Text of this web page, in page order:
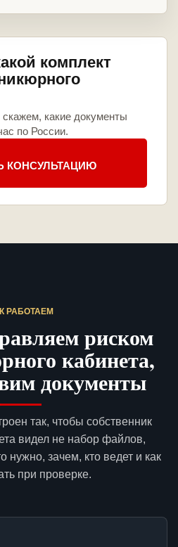
комплект
какие документы
по России.
КОНСУЛЬТАЦИЮ
РАБОТАЕМ
риском
кабинета,
документы
так, чтобы собственник
видел не набор файлов,
нужно, зачем, кто ведет и как
при проверке.